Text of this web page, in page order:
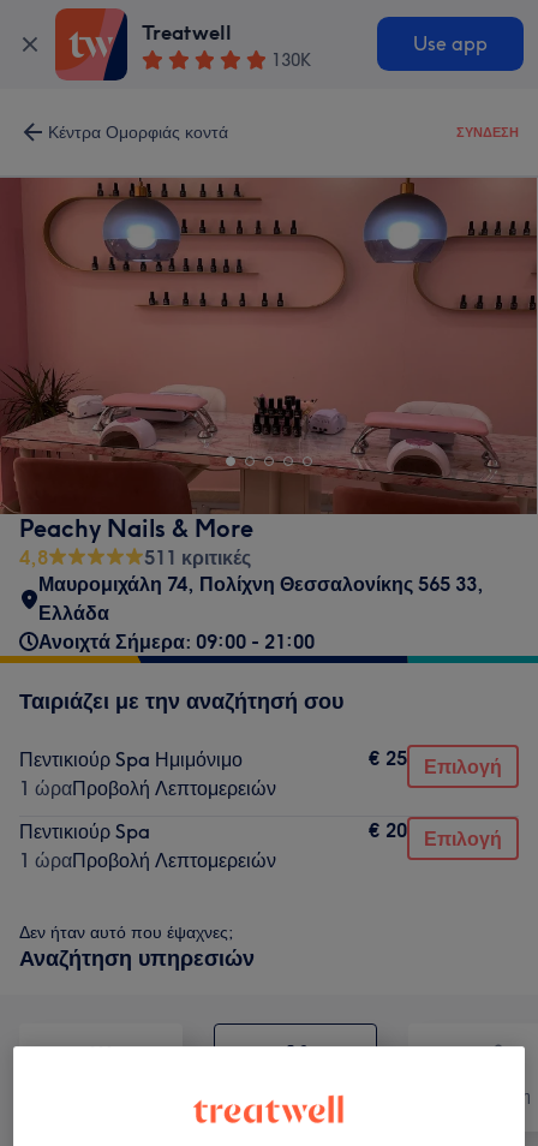
Treatwell
130K
Use app
Κέντρα Ομορφιάς κοντά ΣΎΝΔΕΣΗ
Peachy Nails & More
4,8
511 κριτικές
Μαυρομιχάλη 74, Πολίχνη Θεσσαλονίκης 565 33,
Ελλάδα
Ανοιχτά Σήμερα: 09:00 - 21:00
Ταιριάζει με την αναζήτησή σου
Πεντικιούρ Spa Ημιμόνιμο
1 ώραΠροβολή Λεπτομερειών
€ 25 Επιλογή
Πεντικιούρ Spa
1 ώραΠροβολή Λεπτομερειών
€ 20 Επιλογή
Δεν ήταν αυτό που έψαχνες;
Αναζήτηση υπηρεσιών
Αποτρίχωση